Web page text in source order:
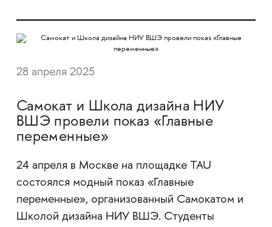
28 апреля 2025
Самокат и Школа дизайна НИУ
ВШЭ провели показ «Главные
переменные»
​​​​​​​24 апреля в Москве на площадке TAU
состоялся модный показ «Главные
переменные», организованный Самокатом и
Школой дизайна НИУ ВШЭ. Студенты